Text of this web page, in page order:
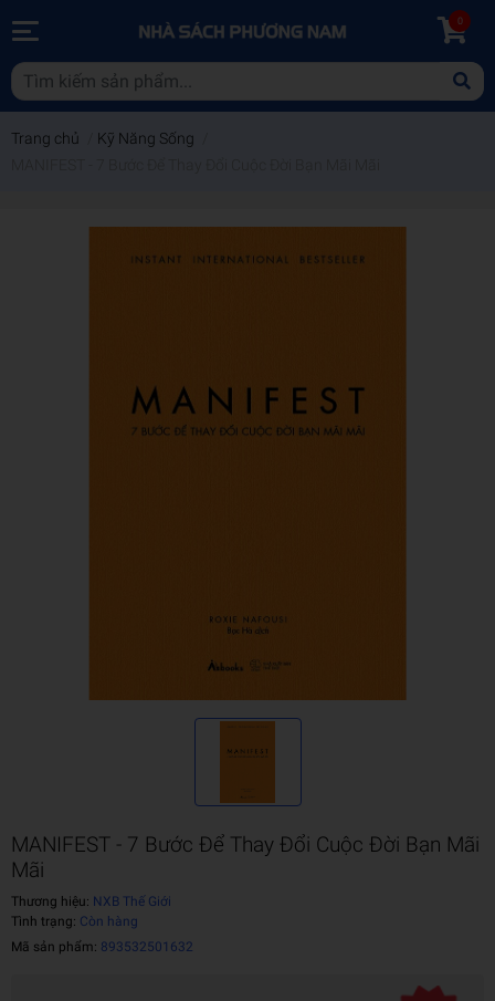
0
Trang chủ Kỹ Năng Sống
MANIFEST - 7 Bước Để Thay Đổi Cuộc Đời Bạn Mãi
Mãi
Thương hiệu: NXB Thế Giới
Tình trạng: Còn hàng
Mã sản phẩm: 893532501632